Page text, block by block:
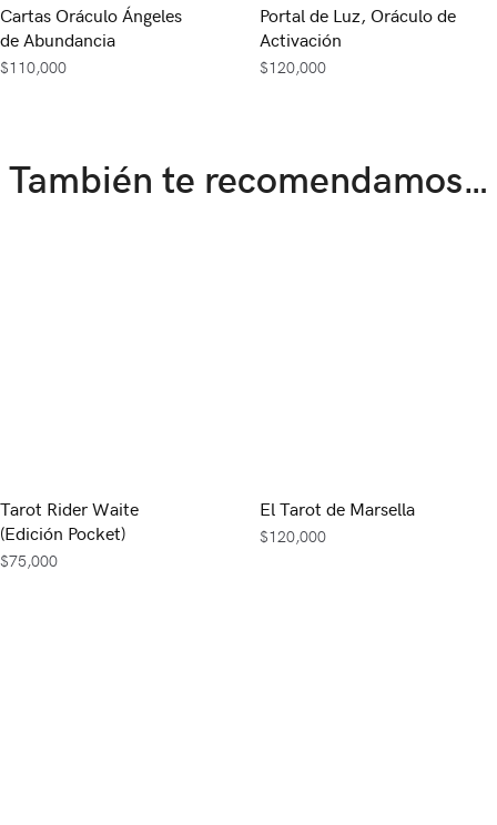
Cartas Oráculo Ángeles
de Abundancia
$110,000
Portal de Luz, Oráculo de
Activación
$120,000
También te recomendamos…
Tarot Rider Waite
(Edición Pocket)
$75,000
El Tarot de Marsella
$120,000